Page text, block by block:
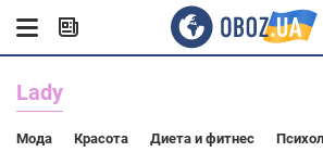
Lady
Мода Красота Диета и фитнес